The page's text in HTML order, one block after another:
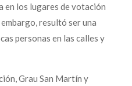
en los lugares de votación
resultó ser una
personas en las calles y
Grau San Martín y